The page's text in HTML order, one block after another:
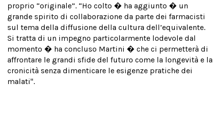
proprio “originale”. “Ho colto � ha aggiunto � un
grande spirito di collaborazione da parte dei farmacisti
sul tema della diffusione della cultura dell’equivalente.
Si tratta di un impegno particolarmente lodevole dal
momento � ha concluso Martini � che ci permetterà di
affrontare le grandi sfide del futuro come la longevità e la
cronicità senza dimenticare le esigenze pratiche dei
malati".